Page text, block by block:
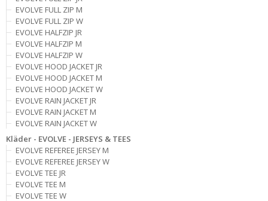
EVOLVE FULL ZIP M
EVOLVE FULL ZIP W
EVOLVE HALFZIP JR
EVOLVE HALFZIP M
EVOLVE HALFZIP W
EVOLVE HOOD JACKET JR
EVOLVE HOOD JACKET M
EVOLVE HOOD JACKET W
EVOLVE RAIN JACKET JR
EVOLVE RAIN JACKET M
EVOLVE RAIN JACKET W
Kläder - EVOLVE - JERSEYS & TEES
EVOLVE REFEREE JERSEY M
EVOLVE REFEREE JERSEY W
EVOLVE TEE JR
EVOLVE TEE M
EVOLVE TEE W